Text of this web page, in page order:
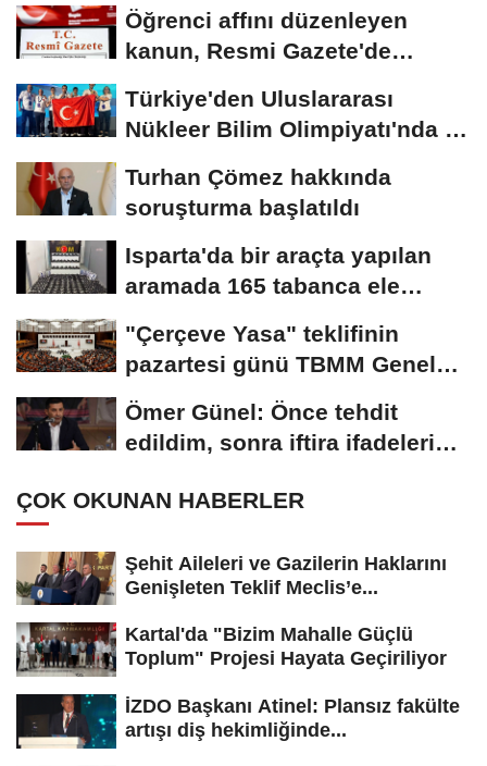
Öğrenci affını düzenleyen
kanun, Resmi Gazete'de
Türkiye'den Uluslararası
Nükleer Bilim Olimpiyatı'nda 1
Turhan Çömez hakkında
soruşturma başlatıldı
Isparta'da bir araçta yapılan
aramada 165 tabanca ele
"Çerçeve Yasa" teklifinin
pazartesi günü TBMM Genel
Kurulu'nda görüşülmesi...
Ömer Günel: Önce tehdit
edildim, sonra iftira ifadeleri
ÇOK OKUNAN HABERLER
Şehit Aileleri ve Gazilerin Haklarını
Genişleten Teklif Meclis’e...
Kartal'da "Bizim Mahalle Güçlü
Toplum" Projesi Hayata Geçiriliyor
İZDO Başkanı Atinel: Plansız fakülte
artışı diş hekimliğinde...